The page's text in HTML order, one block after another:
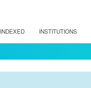
INDEXED INSTITUTIONS